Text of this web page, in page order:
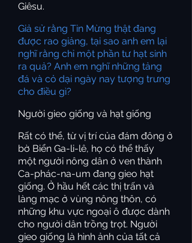
Giêsu.
Giả sử rằng Tin Mừng thật đang
được rao giảng, tại sao anh em lại
nghĩ rằng chỉ một phần tư hạt sinh
ra quả? Anh em nghĩ những tảng
đá và cỏ dại ngày nay tượng trưng
cho điều gì?
Người gieo giống và hạt giống
Rất có thể, từ vị trí của đám đông ở
bờ Biển Ga-li-lê, họ có thể thấy
một người nông dân ở ven thành
Ca-phác-na-um đang gieo hạt
giống. Ở hầu hết các thị trấn và
làng mạc ở vùng nông thôn, có
những khu vực ngoại ô được dành
cho người dân trồng trọt. Người
gieo giống là hình ảnh của tất cả